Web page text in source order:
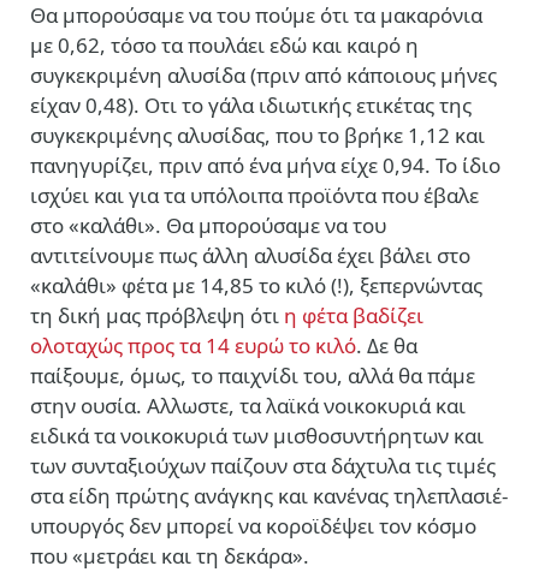
Θα μπορούσαμε να του πούμε ότι τα μακαρόνια
με 0,62, τόσο τα πουλάει εδώ και καιρό η
συγκεκριμένη αλυσίδα (πριν από κάποιους μήνες
είχαν 0,48). Οτι το γάλα ιδιωτικής ετικέτας της
συγκεκριμένης αλυσίδας, που το βρήκε 1,12 και
πανηγυρίζει, πριν από ένα μήνα είχε 0,94. Το ίδιο
ισχύει και για τα υπόλοιπα προϊόντα που έβαλε
στο «καλάθι». Θα μπορούσαμε να του
αντιτείνουμε πως άλλη αλυσίδα έχει βάλει στο
«καλάθι» φέτα με 14,85 το κιλό (!), ξεπερνώντας
τη δική μας πρόβλεψη ότι η φέτα βαδίζει
ολοταχώς προς τα 14 ευρώ το κιλό. Δε θα
παίξουμε, όμως, το παιχνίδι του, αλλά θα πάμε
στην ουσία. Αλλωστε, τα λαϊκά νοικοκυριά και
ειδικά τα νοικοκυριά των μισθοσυντήρητων και
των συνταξιούχων παίζουν στα δάχτυλα τις τιμές
στα είδη πρώτης ανάγκης και κανένας τηλεπλασιέ-
υπουργός δεν μπορεί να κοροϊδέψει τον κόσμο
που «μετράει και τη δεκάρα».